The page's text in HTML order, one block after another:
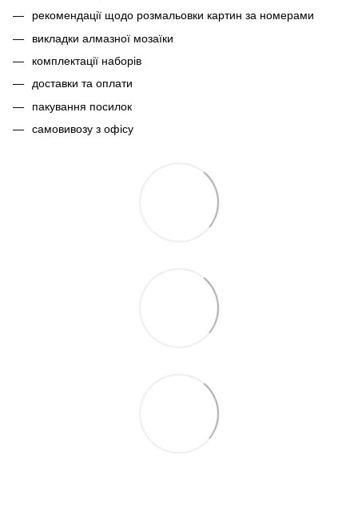
рекомендації щодо розмальовки картин за номерами
викладки алмазної мозаїки
комплектації наборів
доставки та оплати
пакування посилок
самовивозу з офісу